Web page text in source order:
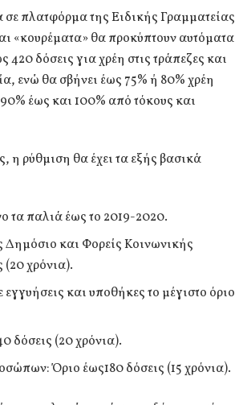
πλατφόρμα της Ειδικής Γραμματείας
«κουρέματα» θα προκύπτουν αυτόματα
δόσεις για χρέη στις τράπεζες και
ενώ θα σβήνει έως 75% ή 80% χρέη
έως και 100% από τόκους και
ρύθμιση θα έχει τα εξής βασικά
τα παλιά έως το 2019-2020.
και Φορείς Κοινωνικής
(20 χρόνια).
και υποθήκες το μέγιστο όριο
δόσεις (20 χρόνια).
Όριο έως180 δόσεις (15 χρόνια).